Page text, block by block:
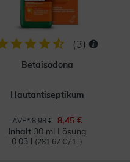
(3)
Betaisodona
Hautantiseptikum
AVP* 8,98 €
8,45 €
Inhalt 30 ml Lösung
0.03 l
(281,67 € / 1 l)